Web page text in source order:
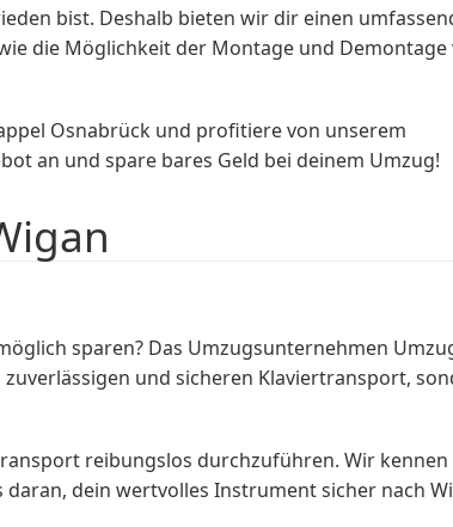
bist. Deshalb bieten wir dir einen
die Möglichkeit der Montage und Demontage
Osnabrück und profitiere von unserem
an und spare bares Geld bei deinem Umzug!
sparen? Das Umzugsunternehmen
und sicheren Klaviertransport,
reibungslos durchzuführen. Wir kennen
dein wertvolles Instrument sicher nach